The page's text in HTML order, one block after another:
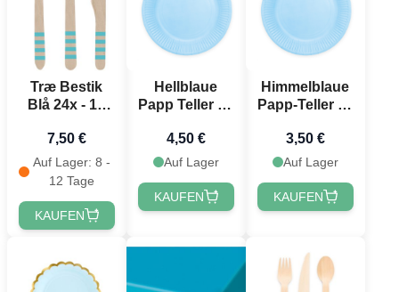
Træ Bestik
Blå 24x - 16
7,50 €
Auf Lager: 8 -
12 Tage
KAUFEN
Hellblaue
Papp Teller 8x
4,50 €
Auf Lager
KAUFEN
Himmelblaue
Papp-Teller 8x
3,50 €
Auf Lager
KAUFEN